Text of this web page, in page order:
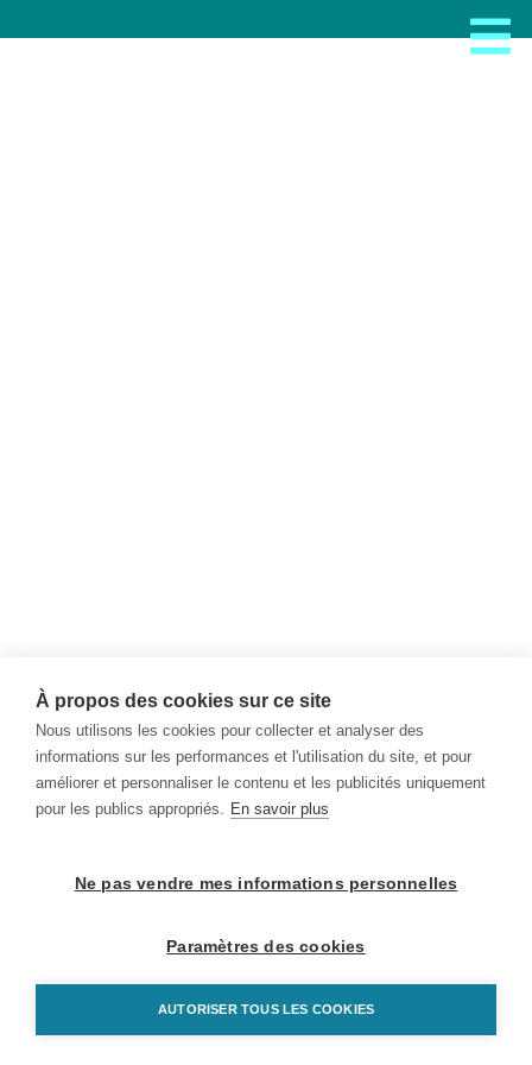
À propos des cookies sur ce site
Nous utilisons les cookies pour collecter et analyser des
informations sur les performances et l'utilisation du site, et pour
améliorer et personnaliser le contenu et les publicités uniquement
pour les publics appropriés. En savoir plus
Ne pas vendre mes informations personnelles
Paramètres des cookies
AUTORISER TOUS LES COOKIES